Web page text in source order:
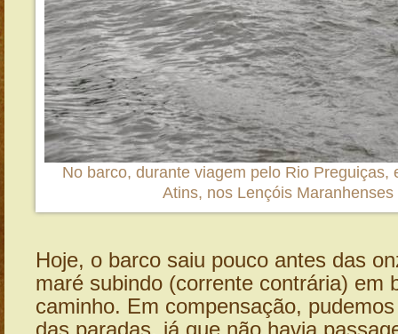
No barco, durante viagem pelo Rio Preguiças,
Atins, nos Lençóis Maranhenses
Hoje, o barco saiu pouco antes das
maré subindo (corrente contrária) em
caminho. Em compensação,